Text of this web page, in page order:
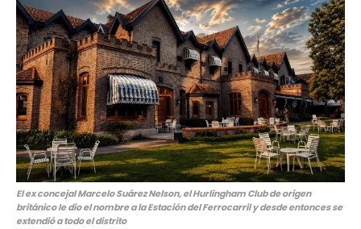
El ex concejal Marcelo Suárez Nelson, el Hurlingham Club de origen
británico le dio el nombre a la Estación del Ferrocarril y desde entonces se
extendió a todo el distrito